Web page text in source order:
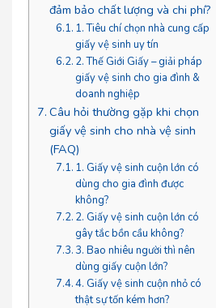
đảm bảo chất lượng và chi phí?
1. Tiêu chí chọn nhà cung cấp
giấy vệ sinh uy tín
2. Thế Giới Giấy – giải pháp
giấy vệ sinh cho gia đình &
doanh nghiệp
Câu hỏi thường gặp khi chọn
giấy vệ sinh cho nhà vệ sinh
(FAQ)
1. Giấy vệ sinh cuộn lớn có
dùng cho gia đình được
không?
2. Giấy vệ sinh cuộn lớn có
gây tắc bồn cầu không?
3. Bao nhiêu người thì nên
dùng giấy cuộn lớn?
4. Giấy vệ sinh cuộn nhỏ có
thật sự tốn kém hơn?